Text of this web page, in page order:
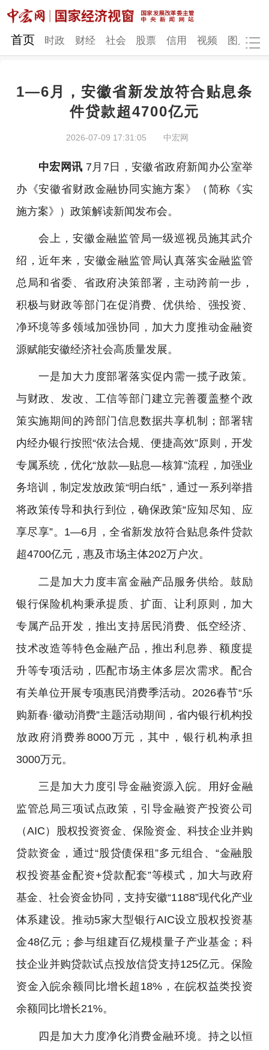
网站地图
财经 社会
图片
地方发展
首页 时政 财经 社会 股票 信用 视频 图片
1—6月，安徽省新发放符合贴息条
件贷款超4700亿元
2026-07-09 17:31:05 中宏网
中宏网讯 7月7日，安徽省政府新闻办公室举
办《安徽省财政金融协同实施方案》（简称《实
施方案》）政策解读新闻发布会。
会上，安徽金融监管局一级巡视员施其武介
绍，近年来，安徽金融监管局认真落实金融监管
总局和省委、省政府决策部署，主动跨前一步，
积极与财政等部门在促消费、优供给、强投资、
净环境等多领域加强协同，加大力度推动金融资
源赋能安徽经济社会高质量发展。
一是加大力度部署落实促内需一揽子政策。
与财政、发改、工信等部门建立完善覆盖整个政
策实施期间的跨部门信息数据共享机制；部署辖
内经办银行按照“依法合规、便捷高效”原则，开发
专属系统，优化“放款—贴息—核算”流程，加强业
务培训，制定发放政策“明白纸”，通过一系列举措
将政策传导和执行到位，确保政策“应知尽知、应
享尽享”。1—6月，全省新发放符合贴息条件贷款
超4700亿元，惠及市场主体202万户次。
二是加大力度丰富金融产品服务供给。鼓励
银行保险机构秉承提质、扩面、让利原则，加大
专属产品开发，推出支持居民消费、低空经济、
技术改造等特色金融产品，推出利息券、额度提
升等专项活动，匹配市场主体多层次需求。配合
有关单位开展专项惠民消费季活动。2026春节“乐
购新春·徽动消费”主题活动期间，省内银行机构投
放政府消费券8000万元，其中，银行机构承担
3000万元。
三是加大力度引导金融资源入皖。用好金融
监管总局三项试点政策，引导金融资产投资公司
（AIC）股权投资资金、保险资金、科技企业并购
贷款资金，通过“股贷债保租”多元组合、“金融股
权投资基金配资+贷款配套”等模式，加大与政府
基金、社会资金协同，支持安徽“1188”现代化产业
体系建设。推动5家大型银行AIC设立股权投资基
金48亿元；参与组建百亿规模量子产业基金；科
技企业并购贷款试点投放信贷支持125亿元。保险
资金入皖余额同比增长超18%，在皖权益类投资
余额同比增长21%。
四是加大力度净化消费金融环境。持之以恒